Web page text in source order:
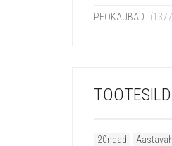
PEOKAUBAD
20ndad